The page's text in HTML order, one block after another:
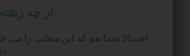
از چه
احتمالا شما هم که این مطلب را می